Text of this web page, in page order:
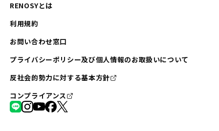
RENOSYとは
利用規約
お問い合わせ窓口
プライバシーポリシー及び個人情報のお取扱いについて
反社会的勢力に対する基本方針
コンプライアンス